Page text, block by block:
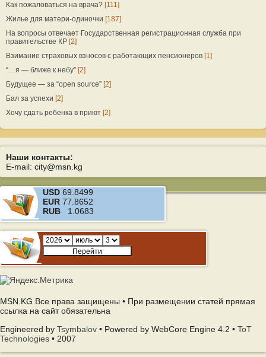
Как пожаловаться на врача? [111]
Жилье для матери-одиночки [187]
На вопросы отвечает Государственная регистрационная служба при
правительстве КР [2]
Взимание страховых взносов с работающих пенсионеров [1]
“…я — ближе к небу” [2]
Будущее — за “open source” [2]
Бал за успехи [2]
Хочу сдать ребенка в приют [2]
Наши контакты:
E-mail: city@msn.kg
USD 69.8499
EUR 77.8652
RUB 1.0683
MSN.KG Все права защищены • При размещении статей прямая
ссылка на сайт обязательна
Engineered by Tsymbalov • Powered by WebCore Engine 4.2 • ToT
Technologies • 2007